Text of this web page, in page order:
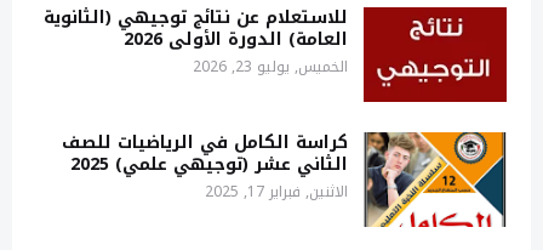
للاستعلام عن نتائج توجيهي (الثانوية
العامة) الدورة الأولى 2026
الخميس, يوليو 23, 2026
كراسة الكامل في الرياضيات للصف
الثاني عشر (توجيهي علمي) 2025
الاثنين, فبراير 17, 2025